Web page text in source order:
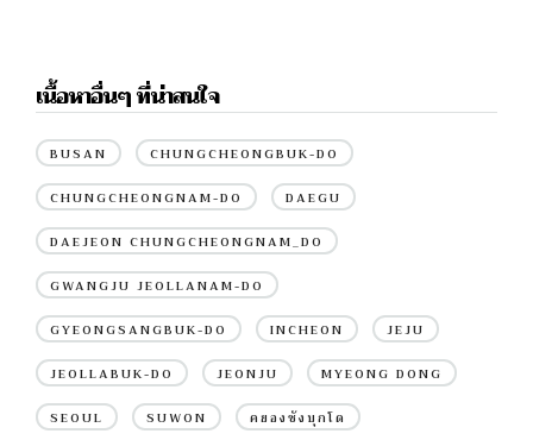
เนื้อหาอื่นๆ ที่น่าสนใจ
BUSAN CHUNGCHEONGBUK-DO
CHUNGCHEONGNAM-DO DAEGU
DAEJEON CHUNGCHEONGNAM_DO
GWANGJU JEOLLANAM-DO
GYEONGSANGBUK-DO INCHEON JEJU
JEOLLABUK-DO JEONJU MYEONG DONG
SEOUL SUWON คยองซังบุกโด